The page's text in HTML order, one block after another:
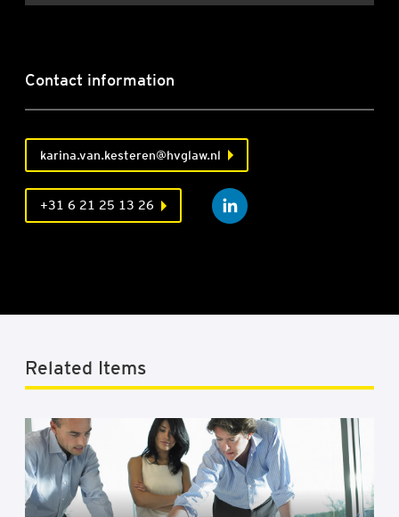
Contact information
karina.van.kesteren@hvglaw.nl
+31 6 21 25 13 26
Related Items